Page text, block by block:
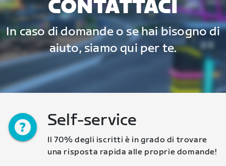
CONTATTACI
In caso di domande o se hai bisogno di
aiuto, siamo qui per te.
Self-service
Il 70% degli iscritti è in grado di trovare
una risposta rapida alle proprie domande!